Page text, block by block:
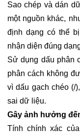
Sao chép và dán
một nguồn khác,
định dạng có thể
nhận diện đúng
Sử dụng dấu phân
phân cách không
vì dấu gạch chéo (/
sai dữ liệu.
Gây ảnh hưởng
Tính chính xác